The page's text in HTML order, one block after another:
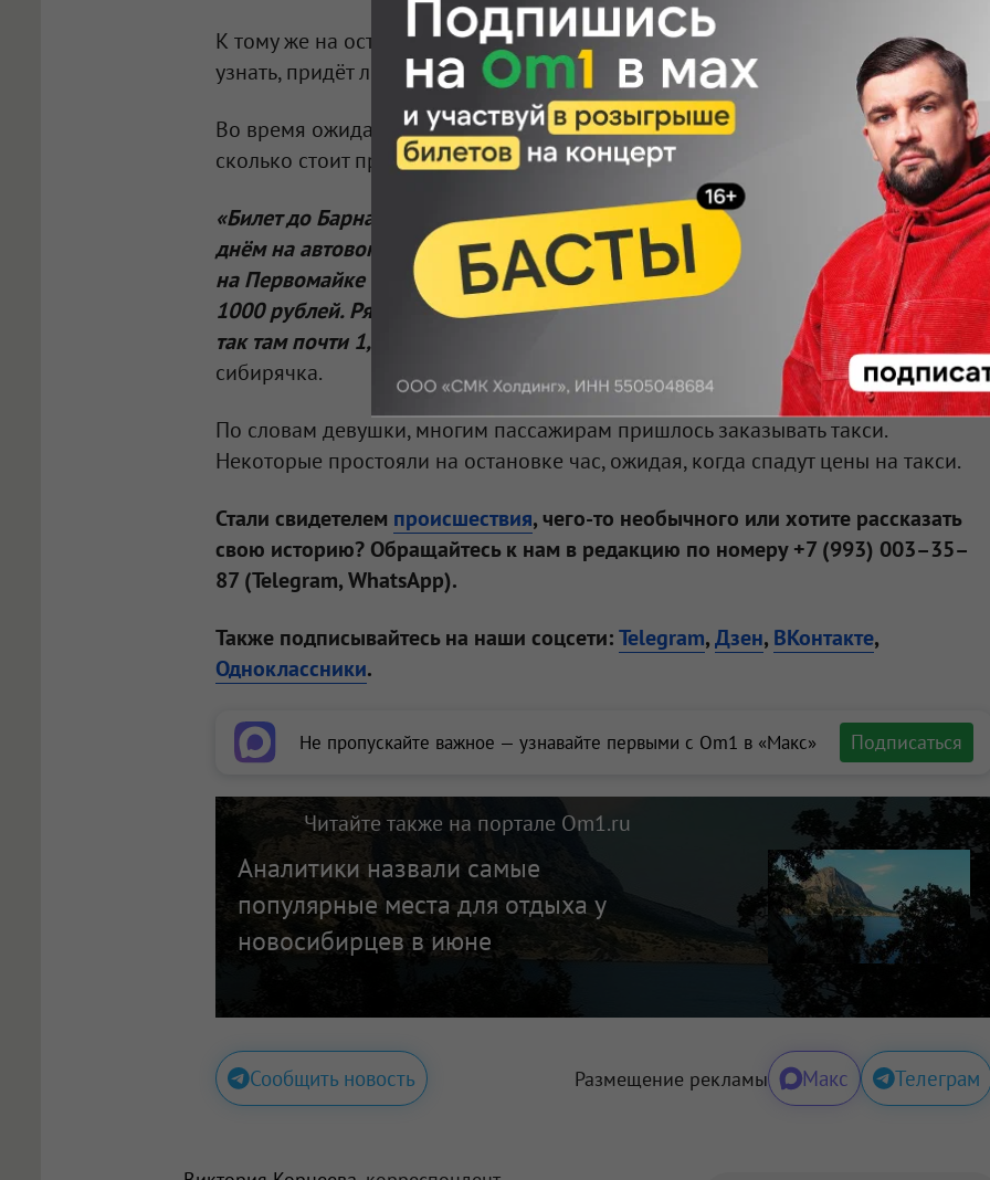
К тому же на остановке отсутствует расписание, поэтому пассажиры не могут
узнать, придёт ли ещё один автобус до города — №112.
Во время ожидания девушка узнала у водителя междугородней маршрутки,
сколько стоит проезд до Барнаула.
«Билет до Барнаула стоил 1000 рублей. Ровно столько же, сколько если брать
днём на автовокзале. Я собралась вызывать такси. До моего дома
на Первомайке такси самого популярного в городе оператора стоило тоже
1000 рублей. Рядом стояла женщина, ей в Академгородок нужно было ехать —
так там почти 1,5 тысячи — дороже, чем до Барнаула!»
— возмутилась
сибирячка.
По словам девушки, многим пассажирам пришлось заказывать такси.
Некоторые простояли на остановке час, ожидая, когда спадут цены на такси.
Стали свидетелем происшествия, чего-то необычного или хотите рассказать
свою историю? Обращайтесь к нам в редакцию по номеру +7 (993) 003–35–
87 (Telegram, WhatsApp).
Также подписывайтесь на наши соцсети:Telegram,Дзен, ВКонтакте,
Одноклассники.
Не пропускайте важное — узнавайте первыми с Om1 в «Макс» Подписаться
Читайте также на портале Om1.ru
Аналитики назвали самые
популярные места для отдыха у
новосибирцев в июне
Сообщить новость Размещение рекламы Макс Телеграм